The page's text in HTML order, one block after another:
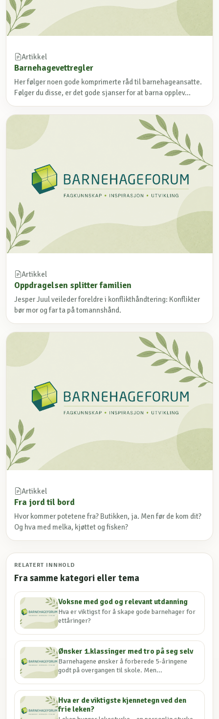
Artikkel
Barnehagevettregler
Her følger noen gode komprimerte råd til barnehageansatte.
Følger du disse, er det gode sjanser for at barna opplev...
Artikkel
Oppdragelsen splitter familien
Jesper Juul veileder foreldre i konflikthåndtering: Konflikter
bør mor og far ta på tomannshånd.
Artikkel
Fra jord til bord
Hvor kommer potetene fra? Butikken, ja. Men før de kom dit?
Og hva med melka, kjøttet og fisken?
RELATERT INNHOLD
Fra samme kategori eller tema
Voksne med god og relevant utdanning
Hva er viktigst for å skape gode barnehager for
ettåringer?
Ønsker 1.klassinger med tro på seg selv
Barnehagene ønsker å forberede 5-åringene
godt på overgangen til skole. Men...
Hva er de viktigste kjennetegn ved den
frie leken?